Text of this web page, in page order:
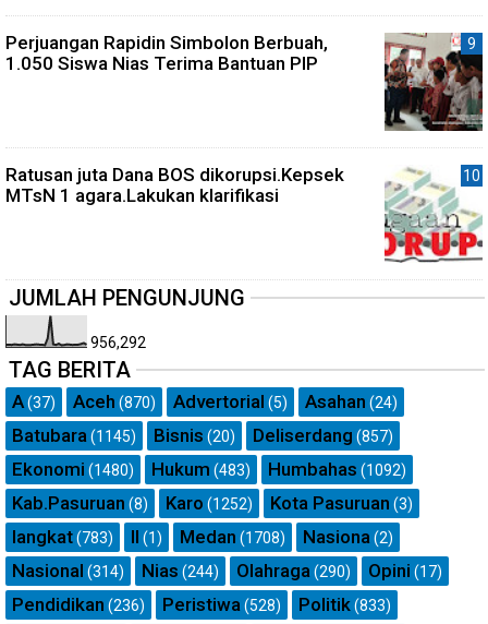
Perjuangan Rapidin Simbolon Berbuah,
1.050 Siswa Nias Terima Bantuan PIP
Ratusan juta Dana BOS dikorupsi.Kepsek
MTsN 1 agara.Lakukan klarifikasi
JUMLAH PENGUNJUNG
956,292
TAG BERITA
A(37) Aceh (870) Advertorial (5) Asahan (24)
Batubara (1145) Bisnis (20) Deliserdang (857)
Ekonomi (1480) Hukum (483) Humbahas (1092)
Kab.Pasuruan (8) Karo (1252) Kota Pasuruan (3)
langkat(783) ll (1) Medan (1708) Nasiona (2)
Nasional (314) Nias (244) Olahraga (290) Opini (17)
Pendidikan (236) Peristiwa (528) Politik(833)